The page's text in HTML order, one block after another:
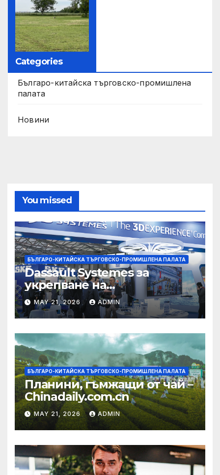
Categories
Българо-китайска търговско-промишлена
палата
Новини
You missed
БЪЛГАРО-КИТАЙСКА ТЪРГОВСКО-ПРОМИШЛЕНА ПАЛАТА
Dassault Systemes за
укрепване на
изграждането на AI
екосистема в Китай
MAY 21, 2026 ADMIN
БЪЛГАРО-КИТАЙСКА ТЪРГОВСКО-ПРОМИШЛЕНА ПАЛАТА
Планини, гъмжащи от чай –
Chinadaily.com.cn
MAY 21, 2026 ADMIN